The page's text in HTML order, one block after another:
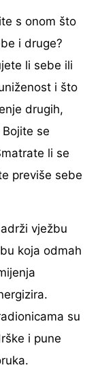
s onom što
i druge?
li sebe ili
i što
drugih,
se
li se
previše sebe
vježbu
koja odmah
su
i pune